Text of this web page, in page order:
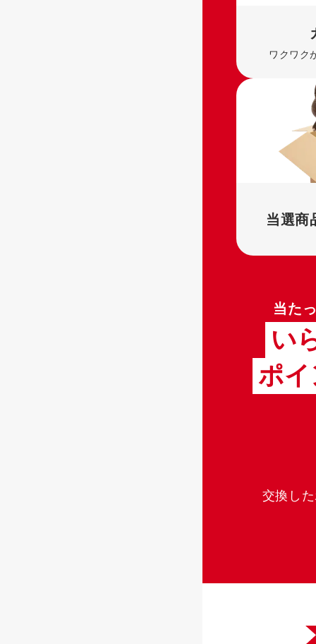
ワクワク
当選商
当た
い
ポ
交換し